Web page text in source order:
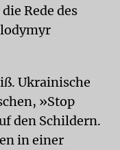
Rede des
Ukrainische
»Stop
den Schildern.
in einer